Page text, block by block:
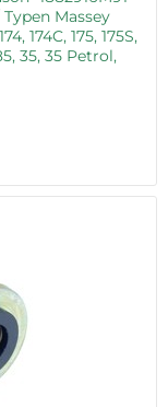
Massey
174C, 175, 175S,
35, 35 Petrol,